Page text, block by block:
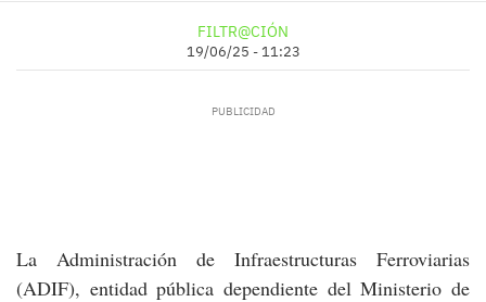
FILTR@CIÓN
19/06/25 - 11:23
La Administración de Infraestructuras Ferroviarias
(ADIF), entidad pública dependiente del Ministerio de